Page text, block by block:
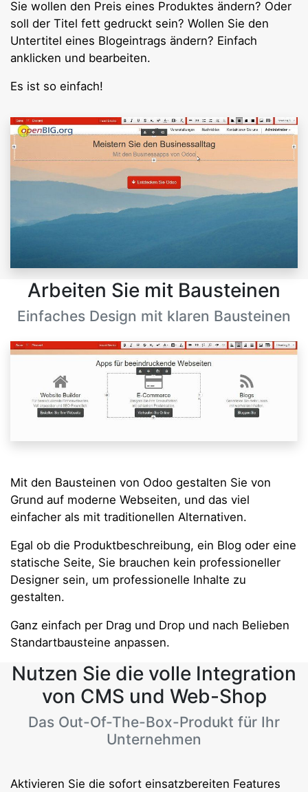
Sie wollen den Preis eines Produktes ändern? Oder
soll der Titel fett gedruckt sein? Wollen Sie den
Untertitel eines Blogeintrags ändern? Einfach
anklicken und bearbeiten.
Es ist so einfach!
Arbeiten Sie mit Bausteinen
Einfaches Design mit klaren Bausteinen
Mit den Bausteinen von Odoo gestalten Sie von
Grund auf moderne Webseiten, und das viel
einfacher als mit traditionellen Alternativen.
Egal ob die Produktbeschreibung, ein Blog oder eine
statische Seite, Sie brauchen kein professioneller
Designer sein, um professionelle Inhalte zu
gestalten.
Ganz einfach per Drag und Drop und nach Belieben
Standartbausteine anpassen.
Nutzen Sie die volle Integration
von CMS und Web-Shop
Das Out-Of-The-Box-Produkt für Ihr
Unternehmen
Aktivieren Sie die sofort einsatzbereiten Features